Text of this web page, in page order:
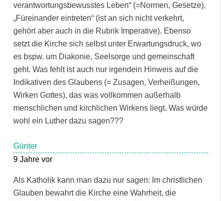
verantwortungsbewusstes Leben“ (=Normen, Gesetze),
„Füreinander eintreten“ (ist an sich nicht verkehrt,
gehört aber auch in die Rubrik Imperative). Ebenso
setzt die Kirche sich selbst unter Erwartungsdruck, wo
es bspw. um Diakonie, Seelsorge und gemeinschaft
geht. Was fehlt ist auch nur irgendein Hinweis auf die
Indikativen des Glaubens (= Zusagen, Verheißungen,
Wirken Gottes), das was vollkommen außerhalb
menschlichen und kirchlichen Wirkens liegt. Was würde
wohl ein Luther dazu sagen???
Günter
9 Jahre vor
Als Katholik kann man dazu nur sagen: Im christlichen
Glauben bewahrt die Kirche eine Wahrheit, die